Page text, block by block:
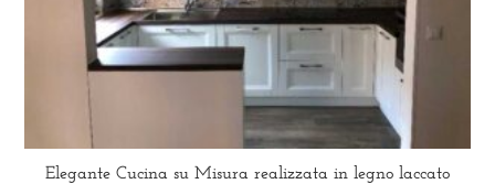
Elegante Cucina su Misura realizzata in legno laccato